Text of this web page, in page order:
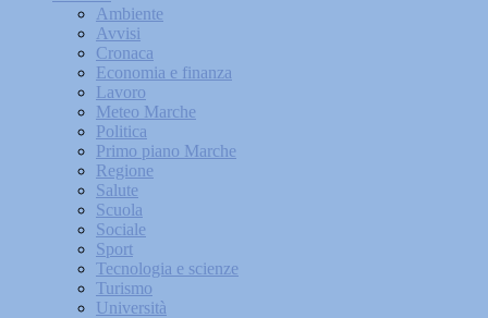
Ambiente
Avvisi
Cronaca
Economia e finanza
Lavoro
Meteo Marche
Politica
Primo piano Marche
Regione
Salute
Scuola
Sociale
Sport
Tecnologia e scienze
Turismo
Università